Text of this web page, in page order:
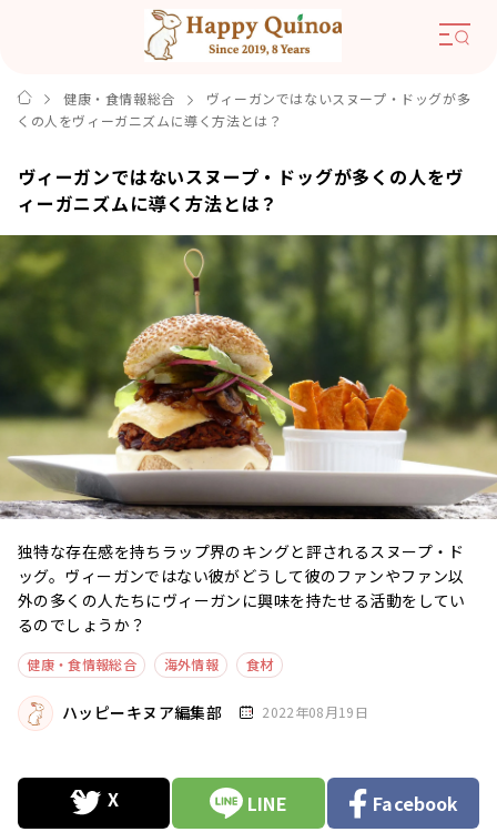
健康・食情報総合
ヴィーガンではないスヌープ・ドッグが多
くの人をヴィーガニズムに導く方法とは？
ヴィーガンではないスヌープ・ドッグが多くの人をヴ
ィーガニズムに導く方法とは？
独特な存在感を持ちラップ界のキングと評されるスヌープ・ド
ッグ。ヴィーガンではない彼がどうして彼のファンやファン以
外の多くの人たちにヴィーガンに興味を持たせる活動をしてい
るのでしょうか？
健康・食情報総合 海外情報 食材
ハッピーキヌア編集部 2022年08月19日
LINE Facebook